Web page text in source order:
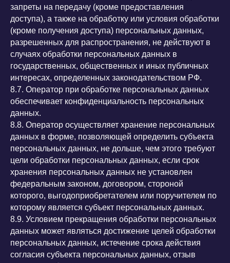
запреты на передачу (кроме предоставления
доступа), а также на обработку или условия обработки
(кроме получения доступа) персональных данных,
разрешенных для распространения, не действуют в
случаях обработки персональных данных в
государственных, общественных и иных публичных
интересах, определенных законодательством РФ.
8.7. Оператор при обработке персональных данных
обеспечивает конфиденциальность персональных
данных.
8.8. Оператор осуществляет хранение персональных
данных в форме, позволяющей определить субъекта
персональных данных, не дольше, чем этого требуют
цели обработки персональных данных, если срок
хранения персональных данных не установлен
федеральным законом, договором, стороной
которого, выгодоприобретателем или поручителем по
которому является субъект персональных данных.
8.9. Условием прекращения обработки персональных
данных может являться достижение целей обработки
персональных данных, истечение срока действия
согласия субъекта персональных данных, отзыв